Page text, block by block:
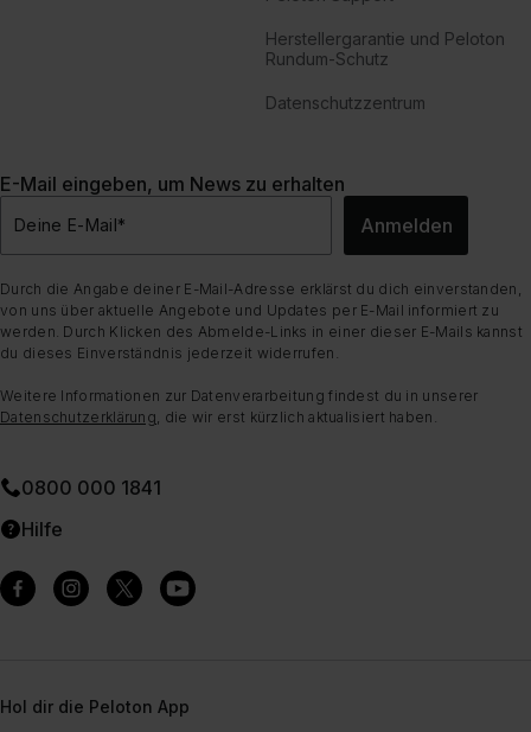
Herstellergarantie und Peloton
Rundum-Schutz
Datenschutzzentrum
E-Mail eingeben, um News zu erhalten
Deine E-Mail* Anmelden
Durch die Angabe deiner E-Mail-Adresse erklärst du dich einverstanden,
von uns über aktuelle Angebote und Updates per E-Mail informiert zu
werden. Durch Klicken des Abmelde-Links in einer dieser E-Mails kannst
du dieses Einverständnis jederzeit widerrufen.
Weitere Informationen zur Datenverarbeitung findest du in unserer
Datenschutzerklärung , die wir erst kürzlich aktualisiert haben.
0800 000 1841
Hilfe
Hol dir die Peloton App